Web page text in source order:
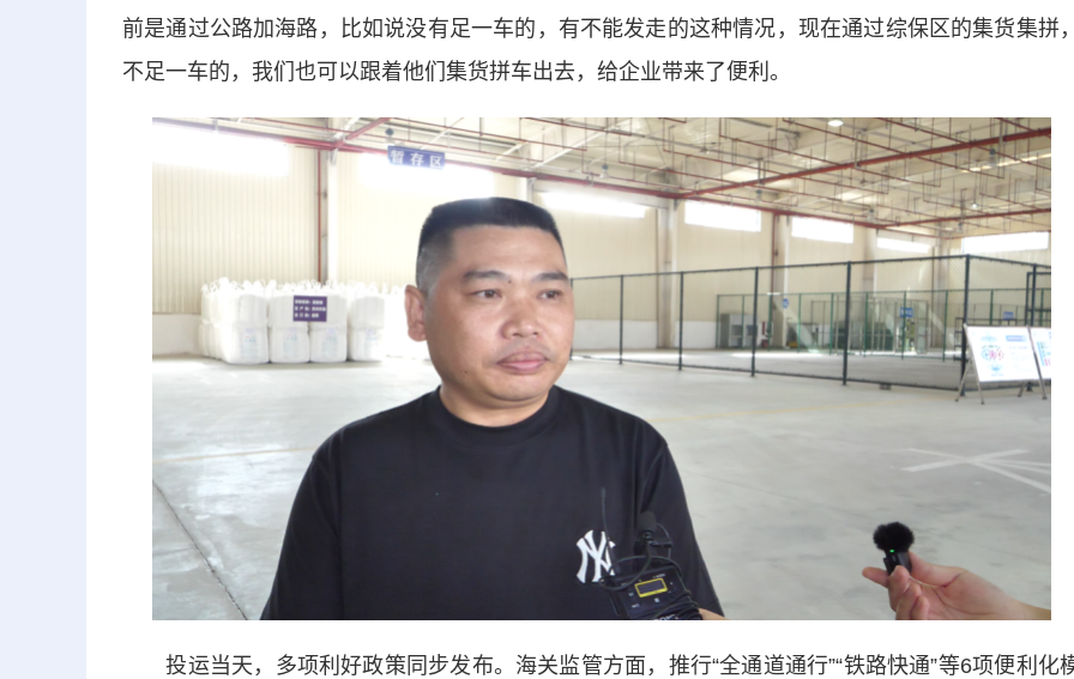
前是通过公路加海路，比如说没有足一车的，有不能发走的这种情况，现在通过综保区的集货集拼
不足一车的，我们也可以跟着他们集货拼车出去，给企业带来了便利。
投运当天，多项利好政策同步发布。海关监管方面，推行“全通道通行”“铁路快通”等6项便利化